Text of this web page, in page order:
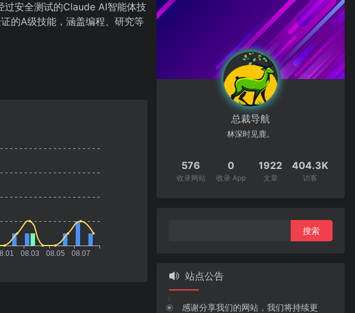
过安全测试的Claude AI智能体技
的A级技能，涵盖编程、研究等
总裁导航
林深时见鹿。
576
收录网站
0
收录 App
1922
文章
404.3K
访客
站点公告
感谢分享我们的网站，我们将持续更